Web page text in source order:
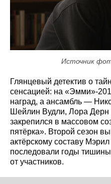
Источник
Глянцевый детектив о
сенсацией: на «Эмми»-
наград, а ансамбль —
Шейлин Вудли, Лора
закрепился в массовом
пятёрка». Второй сезон
актёрскому составу
последовали годы
от участников.